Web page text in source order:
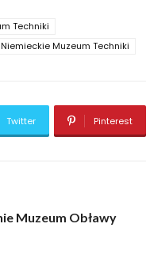
Techniki
Niemieckie Muzeum Techniki
Twitter Pinterest
Muzeum Obławy